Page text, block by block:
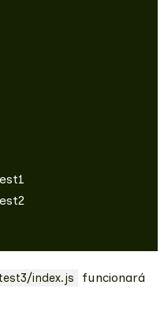
index.js
funcionará